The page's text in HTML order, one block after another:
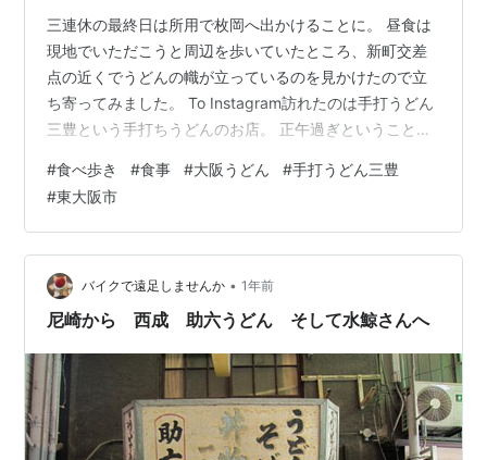
三連休の最終日は所用で枚岡へ出かけることに。 昼食は
現地でいただこうと周辺を歩いていたところ、新町交差
点の近くでうどんの幟が立っているのを見かけたので立
ち寄ってみました。 To Instagram訪れたのは手打うどん
三豊という手打ちうどんのお店。 正午過ぎということも
ないと思っていましたが、店内に待合スペースがあり、
順番待ちの用紙も店内に置かれていました。席へはそれ
ほど待たずに案内されました。 メニュー表を見るとカレ
ーうどんが推しのようだったので、今回はカレーうどん
を注文してみることに。 To Instagramカレーうどんは、
具材がネギと玉…
#食べ歩き #食事 #大阪うどん #手打うどん三豊
#東大阪市
バイクで遠足しませんか • 1年前
尼崎から 西成 助六うどん そして水鯨さんへ